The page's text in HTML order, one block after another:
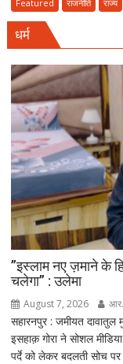
Featured राजनीति राज्य
धर्म
”इस्लाम नए ज़माने के
चलेगा” : उलेमा
August 7, 2026 आर.
सहारनपुर : जमीयत दावातुल
इसहाक़ गोरा ने सोशल
पर्दे को लेकर बदलती सोच